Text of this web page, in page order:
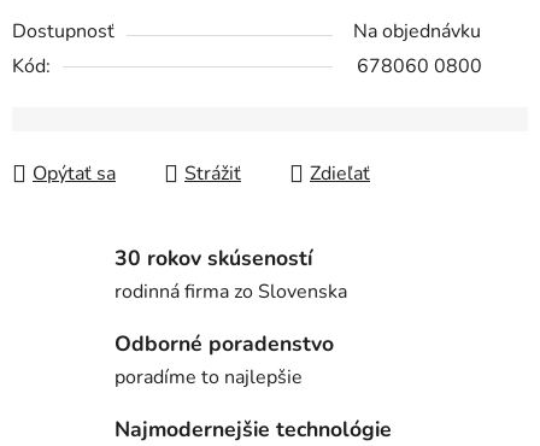
Dostupnosť
Na objednávku
Kód:
678060 0800
Opýtať sa Strážiť Zdieľať
30 rokov skúseností
rodinná firma zo Slovenska
Odborné poradenstvo
poradíme to najlepšie
Najmodernejšie technológie